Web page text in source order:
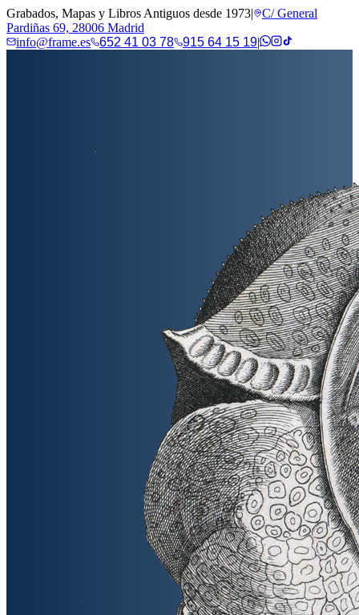
Grabados, Mapas y Libros Antiguos desde 1973|
C/ General
Pardiñas 69, 28006 Madrid
info@frame.es
652 41 03 78 915 64 15 19|